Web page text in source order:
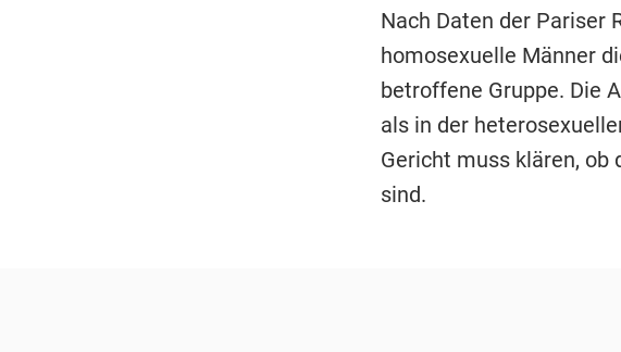
Nach Daten der Pariser
homosexuelle Männer
betroffene Gruppe. Die
als in der
Gericht muss klären,
sind.